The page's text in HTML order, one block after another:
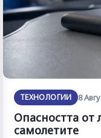
ТЕХНОЛОГИИ 8
Опасността от
самолетите